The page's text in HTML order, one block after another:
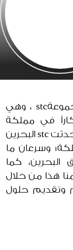
تعد stc البحرين، إحدى شركات مجموعةstc ، وهي
في مملكة
البحرين. فمنذ انطلاقها في 2010، أحدثت stc البحرين
وسرعان ما
كما
هذا من خلال
وتقديم حلول